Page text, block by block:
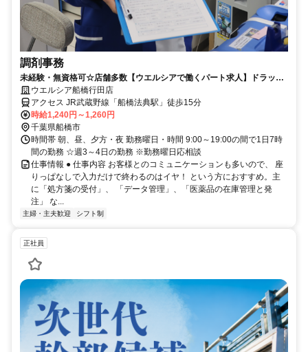
調剤事務
未経験・無資格可☆店舗多数【ウエルシアで働くパート求人】ドラッグ
ストアの調剤事務
ウエルシア船橋行田店
アクセス JR武蔵野線「船橋法典駅」徒歩15分
時給1,240円～1,260円
千葉県船橋市
時間帯 朝、昼、夕方・夜 勤務曜日・時間 9:00～19:00の間で1日7時
間の勤務 ☆週3～4日の勤務 ※勤務曜日応相談
仕事情報 ● 仕事内容 お客様とのコミュニケーションも多いので、 座
りっぱなしで入力だけで終わるのはイヤ！ という方におすすめ。主
に「処方箋の受付」、 「データ管理」、「医薬品の在庫管理と発
注」 な...
主婦・主夫歓迎 シフト制
正社員